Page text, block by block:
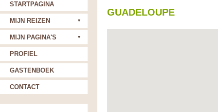
GUADELOUPE
STARTPAGINA
MIJN REIZEN
MIJN PAGINA'S
PROFIEL
GASTENBOEK
CONTACT